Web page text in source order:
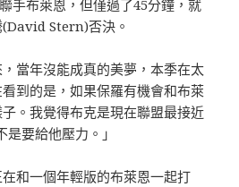
手布萊恩，但僅過了45分鐘，就
Stern)否決。
當年沒能成真的美夢，本季在太
到的是，如果保羅有機會和布萊
。我覺得布克是現在聯盟最接近
要給他壓力。」
和一個年輕版的布萊恩一起打